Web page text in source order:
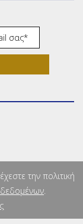
την πολιτική
.